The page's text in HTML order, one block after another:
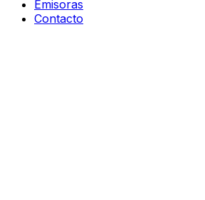
Emisoras
Contacto